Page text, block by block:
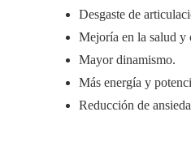
Desgaste de
Mejoría en la salud y
Mayor dinamismo.
Más energía y
Reducción de